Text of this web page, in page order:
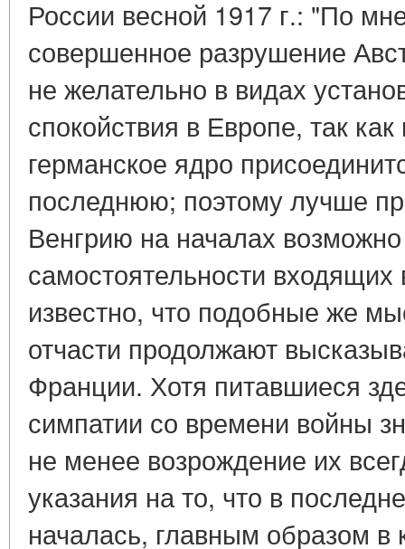
России весной 1917 г.: "По
совершенное разрушение
не желательно в видах
спокойствия в Европе, так
германское ядро
последнюю; поэтому лучше
Венгрию на началах
самостоятельности
известно, что подобные же
отчасти продолжают
Франции. Хотя питавшиеся
симпатии со времени войны
не менее возрождение их
указания на то, что в
началась, главным образом в